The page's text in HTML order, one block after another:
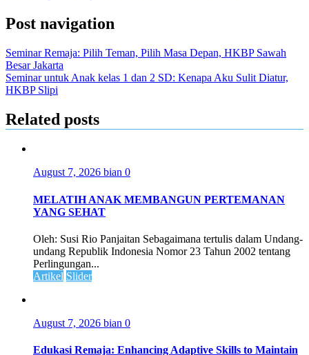
Post navigation
Seminar Remaja: Pilih Teman, Pilih Masa Depan, HKBP Sawah
Besar Jakarta
Seminar untuk Anak kelas 1 dan 2 SD: Kenapa Aku Sulit Diatur,
HKBP Slipi
Related posts
August 7, 2026 bian 0
MELATIH ANAK MEMBANGUN PERTEMANAN
YANG SEHAT
Oleh: Susi Rio Panjaitan Sebagaimana tertulis dalam Undang-
undang Republik Indonesia Nomor 23 Tahun 2002 tentang
Perlingungan...
Artikel Slider
August 7, 2026 bian 0
Edukasi Remaja: Enhancing Adaptive Skills to Maintain